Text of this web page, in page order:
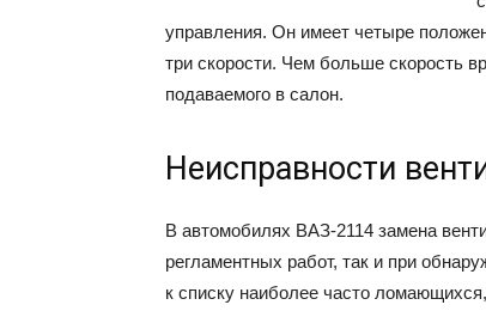
управления. Он имеет четыре
три скорости. Чем больше скорость
подаваемого в салон.
Неисправности
В автомобилях ВАЗ-2114 замена
регламентных работ, так и при
к списку наиболее часто